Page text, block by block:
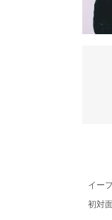
イー
初対